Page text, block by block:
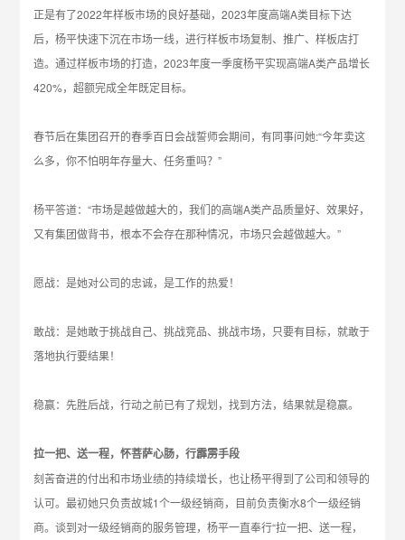
正是有了2022年样板市场的良好基础，2023年度高端A类目标下达
后，杨平快速下沉在市场一线，进行样板市场复制、推广、样板店打
造。通过样板市场的打造，2023年度一季度杨平实现高端A类产品增长
420%，超额完成全年既定目标。
春节后在集团召开的春季百日会战誓师会期间，有同事问她:“今年卖这
么多，你不怕明年存量大、任务重吗？”
杨平答道：“市场是越做越大的，我们的高端A类产品质量好、效果好，
又有集团做背书，根本不会存在那种情况，市场只会越做越大。”
愿战：是她对公司的忠诚，是工作的热爱！
敢战：是她敢于挑战自己、挑战竞品、挑战市场，只要有目标，就敢于
落地执行要结果！
稳赢：先胜后战，行动之前已有了规划，找到方法，结果就是稳赢。
拉一把、送一程，怀菩萨心肠，行霹雳手段
刻苦奋进的付出和市场业绩的持续增长，也让杨平得到了公司和领导的
认可。最初她只负责故城1个一级经销商，目前负责衡水8个一级经销
商。谈到对一级经销商的服务管理，杨平一直奉行“拉一把、送一程，